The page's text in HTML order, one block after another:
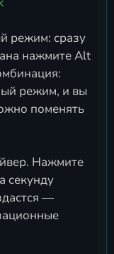
режим: сразу
нажмите Alt
режим, и вы
поменять
Нажмите
секунду
—